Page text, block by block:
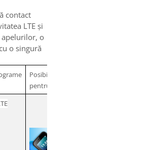
contact
LTE și
apelurilor, o
o singură
Posibile îndrumări
pentru grafică